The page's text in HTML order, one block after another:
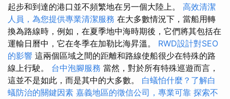
起步和到達的港口並不頻繁地在另一個大陸上。 高效清潔
人員，為您提供專業清潔服務 在大多數情況下，當船用轉
換為路線時，例如，在夏季地中海時期後，它們將其包括在
運輸日曆中，它在冬季在加勒比海昇溫。 RWD設計對SEO
的影響 這兩個區域之間的距離和路線使船很少在特殊的路
線上行駛。 台中泡腳服務 當然，對於所有特殊巡遊而言，
這並不是如此，而是其中的大多數。 白蟻怕什麼？了解白
蟻防治的關鍵因素 嘉義地區的徵信公司，專業可靠 探索不